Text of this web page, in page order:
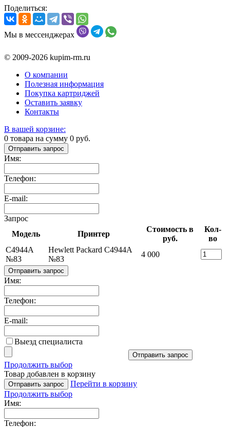
Поделиться:
Мы в мессенджерах
© 2009-2026 kupim-rm.ru
О компании
Полезная информация
Покупка картриджей
Оставить заявку
Контакты
В вашей корзине:
0 товара на сумму 0 руб.
Отправить запрос
Имя:
Телефон:
E-mail:
Запрос
Модель
Принтер
Стоимость в
руб.
Кол-
во
C4944A
№83
Hewlett Packard C4944A
№83
4 000
Отправить запрос
Имя:
Телефон:
E-mail:
Выезд специалиста
Отправить запрос
Продолжить выбор
Товар добавлен в корзину
Отправить запрос
Перейти в корзину
Продолжить выбор
Имя:
Телефон: